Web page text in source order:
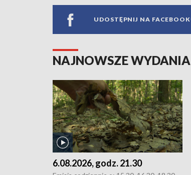
UDOSTĘPNIJ NA
NAJNOWSZE
6.08.2026, godz. 21.30